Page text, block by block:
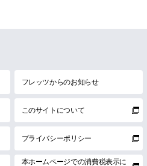
フレッツからのお知らせ
このサイトについて
プライバシーポリシー
本ホームページでの消費税表示に